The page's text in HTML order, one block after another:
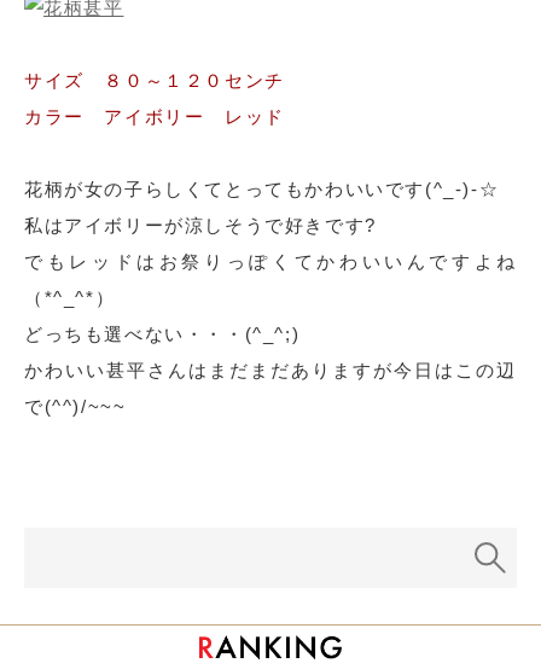
サイズ ８０～１２０センチ
カラー アイボリー レッド
花柄が女の子らしくてとってもかわいいです(^_-)-☆
私はアイボリーが涼しそうで好きです?
でもレッドはお祭りっぽくてかわいいんですよね
（*^_^*）
どっちも選べない・・・(^_^;)
かわいい甚平さんはまだまだありますが今日はこの辺
で(^^)/~~~